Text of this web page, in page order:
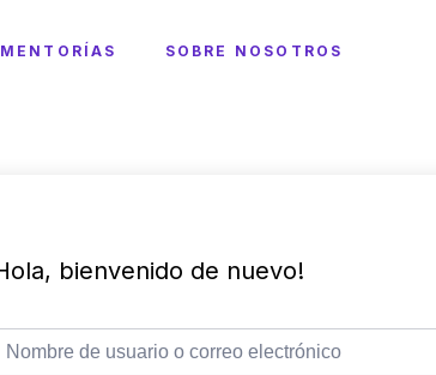
MENTORÍAS SOBRE NOSOTROS
bienvenido de nuevo!